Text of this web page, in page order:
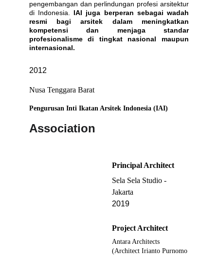
Principal Architect
Sela Sela Studio -
Jakarta
2019
Project Architect
Antara Architects
(Architect Irianto Purnomo
Association
Pengurusan Inti Ikatan Arsitek Indonesia (IAI)
Nusa Tenggara Barat
2012
pengembangan dan perlindungan profesi arsitektur
di Indonesia. IAI juga berperan sebagai wadah
resmi bagi arsitek dalam meningkatkan
kompetensi dan menjaga standar
profesionalisme di tingkat nasional maupun
internasional.